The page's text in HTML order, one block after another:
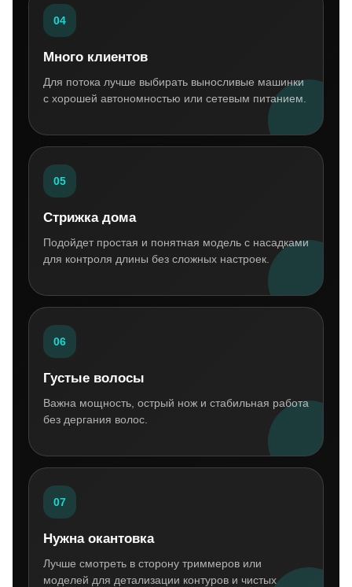
04
Много клиентов
Для потока лучше выбирать выносливые машинки
с хорошей автономностью или сетевым питанием.
05
Стрижка дома
Подойдет простая и понятная модель с насадками
для контроля длины без сложных настроек.
06
Густые волосы
Важна мощность, острый нож и стабильная работа
без дергания волос.
07
Нужна окантовка
Лучше смотреть в сторону триммеров или
моделей для детализации контуров и чистых